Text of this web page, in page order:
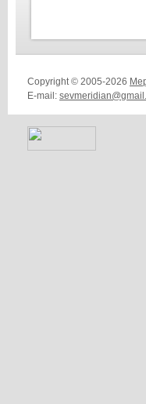
Copyright © 2005-2026
E-mail: